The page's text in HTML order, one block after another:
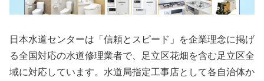
日本水道センターは「信頼とスピード」を企業理念に掲げ
る全国対応の水道修理業者で、足立区花畑を含む足立区全
域に対応しています。水道局指定工事店として各自治体か